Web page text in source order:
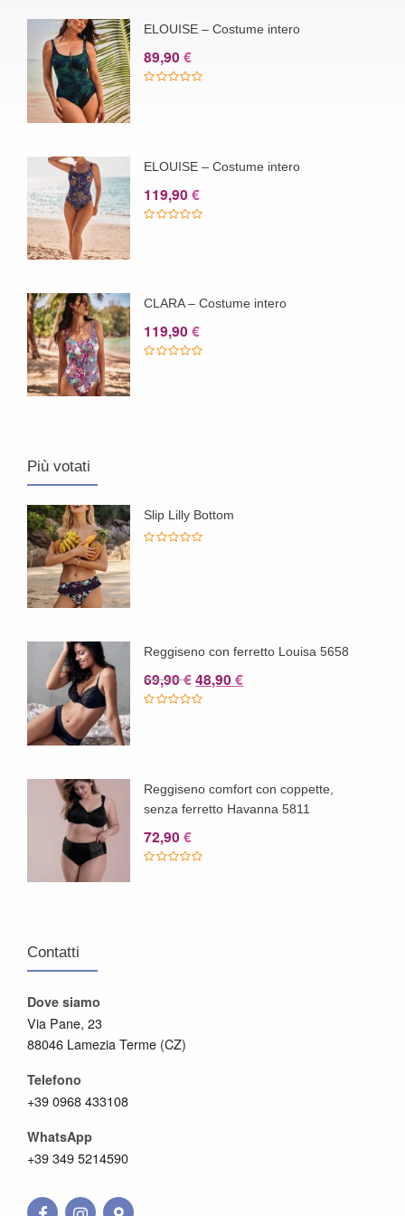
ELOUISE – Costume intero
89,90€
ELOUISE – Costume intero
119,90€
CLARA – Costume intero
119,90€
Più votati
Slip Lilly Bottom
Reggiseno con ferretto Louisa 5658
69,90€Il
prezzo
48,90€Il
Reggiseno comfort con coppette,
senza ferretto Havanna 5811
72,90€
Contatti
Dove siamo
Via Pane, 23
88046 Lamezia Terme (CZ)
Telefono
+39 0968 433108
WhatsApp
+39 349 5214590